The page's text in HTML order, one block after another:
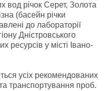
вод річок Серет, Золота
(басейн річки
до лабораторії
Дністровського
ресурсів у місті Івано-
усіх рекомендованих
транспортування проб.